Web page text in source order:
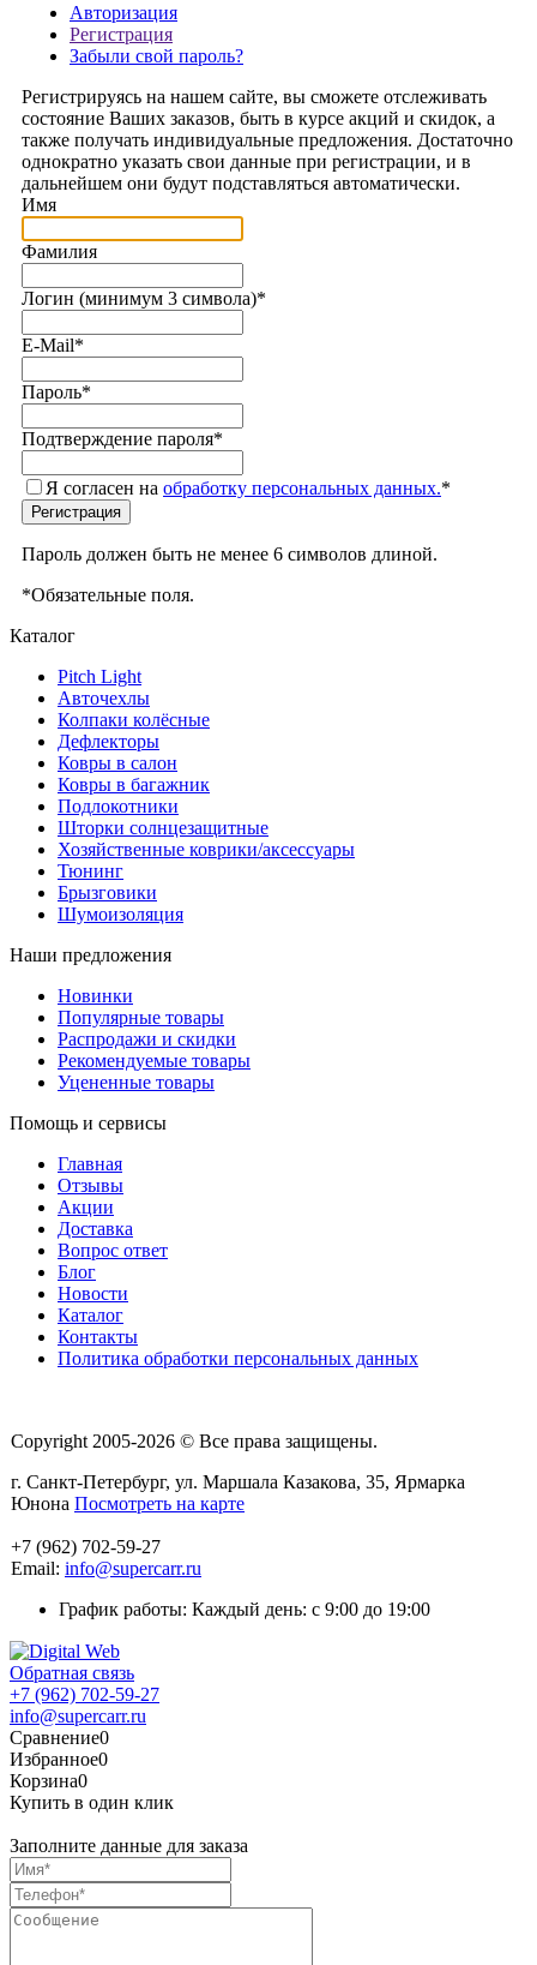
Авторизация
Регистрация
Забыли свой пароль?
Регистрируясь на нашем сайте, вы сможете отслеживать
состояние Ваших заказов, быть в курсе акций и скидок, а
также получать индивидуальные предложения. Достаточно
однократно указать свои данные при регистрации, и в
дальнейшем они будут подставляться автоматически.
Имя
Фамилия
Логин (минимум 3 символа)*
E-Mail*
Пароль*
Подтверждение пароля*
Я согласен на обработку персональных данных.*
Пароль должен быть не менее 6 символов длиной.
*Обязательные поля.
Каталог
Pitch Light
Авточехлы
Колпаки колёсные
Дефлекторы
Ковры в салон
Ковры в багажник
Подлокотники
Шторки солнцезащитные
Хозяйственные коврики/аксессуары
Тюнинг
Брызговики
Шумоизоляция
Наши предложения
Новинки
Популярные товары
Распродажи и скидки
Рекомендуемые товары
Уцененные товары
Помощь и сервисы
Главная
Отзывы
Акции
Доставка
Вопрос ответ
Блог
Новости
Каталог
Контакты
Политика обработки персональных данных
Copyright 2005-2026 © Все права защищены.
г. Санкт-Петербург, ул. Маршала Казакова, 35, Ярмарка
Юнона Посмотреть на карте
+7 (962) 702-59-27
Email: info@supercarr.ru
График работы: Каждый день: с 9:00 до 19:00
Обратная связь
+7 (962) 702-59-27
info@supercarr.ru
Сравнение0
Избранное0
Корзина0
Купить в один клик
Заполните данные для заказа